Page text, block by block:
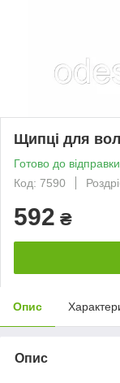
Щипці для
Готово до відправки
Код: 7590
592 ₴
Опис
Опис